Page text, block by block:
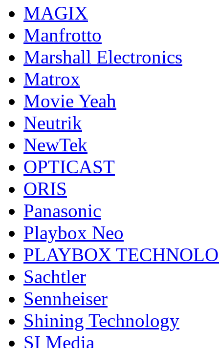
MAGIX
Manfrotto
Marshall Electronics
Matrox
Movie Yeah
Neutrik
NewTek
OPTICAST
ORIS
Panasonic
Playbox Neo
PLAYBOX
Sachtler
Sennheiser
Shining Technology
SI Media